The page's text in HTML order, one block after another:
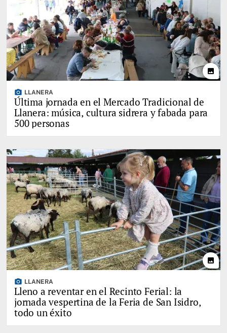
photo
photo_camera LLANERA
Última jornada en el Mercado Tradicional de
Llanera: música, cultura sidrera y fabada para
500 personas
photo
photo_camera LLANERA
Lleno a reventar en el Recinto Ferial: la
jornada vespertina de la Feria de San Isidro,
todo un éxito